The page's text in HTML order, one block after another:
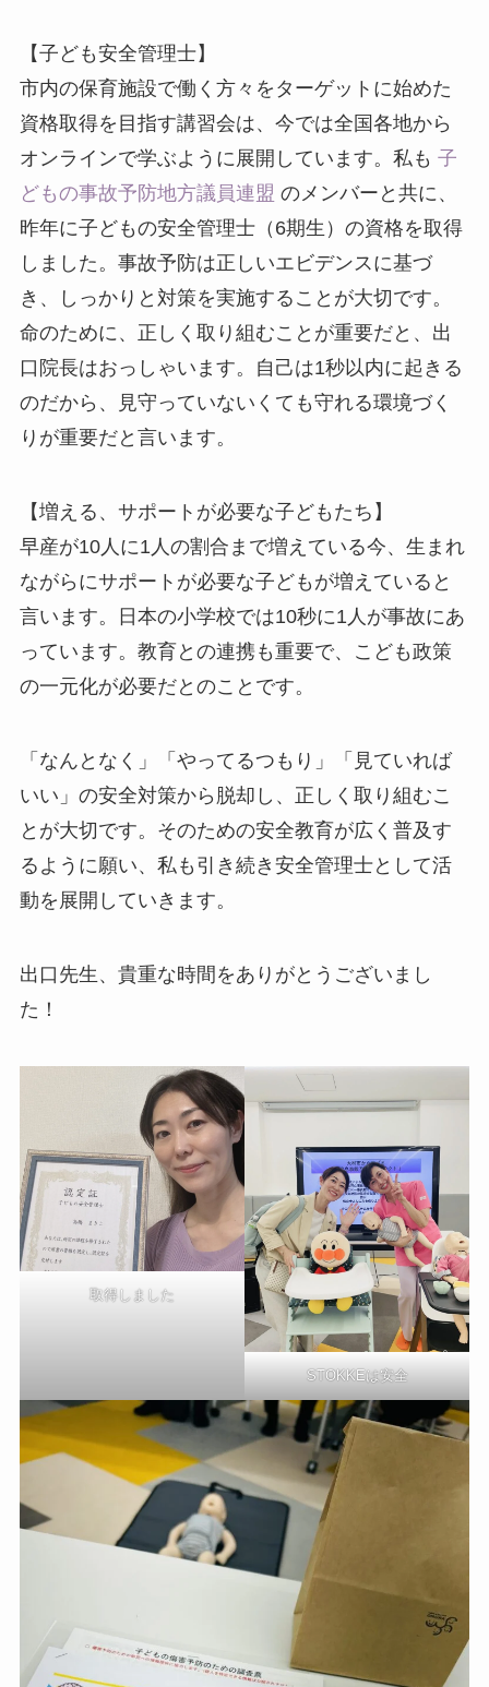
【子ども安全管理士】
市内の保育施設で働く方々をターゲットに始めた
資格取得を目指す講習会は、今では全国各地から
オンラインで学ぶように展開しています。私も 子
どもの事故予防地方議員連盟 のメンバーと共に、
昨年に子どもの安全管理士（6期生）の資格を取得
しました。事故予防は正しいエビデンスに基づ
き、しっかりと対策を実施することが大切です。
命のために、正しく取り組むことが重要だと、出
口院長はおっしゃいます。自己は1秒以内に起きる
のだから、見守っていないくても守れる環境づく
りが重要だと言います。
【増える、サポートが必要な子どもたち】
早産が10人に1人の割合まで増えている今、生まれ
ながらにサポートが必要な子どもが増えていると
言います。日本の小学校では10秒に1人が事故にあ
っています。教育との連携も重要で、こども政策
の一元化が必要だとのことです。
「なんとなく」「やってるつもり」「見ていれば
いい」の安全対策から脱却し、正しく取り組むこ
とが大切です。そのための安全教育が広く普及す
るように願い、私も引き続き安全管理士として活
動を展開していきます。
出口先生、貴重な時間をありがとうございまし
た！
取得しました
STOKKEは安全